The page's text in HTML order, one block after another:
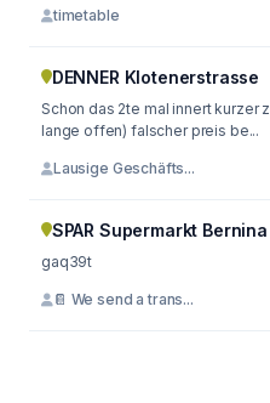
timetable
DENNER Klotenerstrasse
Schon das 2te mal innert kurzer
lange offen) falscher preis be...
Lausige Geschäfts...
SPAR Supermarkt Bernina
gaq39t
📔 We send a trans...